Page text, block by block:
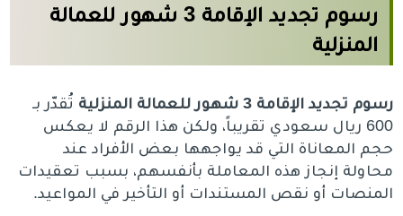
رسوم تجديد الإقامة 3 شهور للعمالة
المنزلية
رسوم تجديد الإقامة 3 شهور للعمالة المنزلية
تُقدّر بـ
600 ريال سعودي تقريباً، ولكن هذا الرقم لا يعكس
حجم المعاناة التي قد يواجهها بعض الأفراد عند
محاولة إنجاز هذه المعاملة بأنفسهم، بسبب تعقيدات
المنصات أو نقص المستندات أو التأخير في المواعيد.